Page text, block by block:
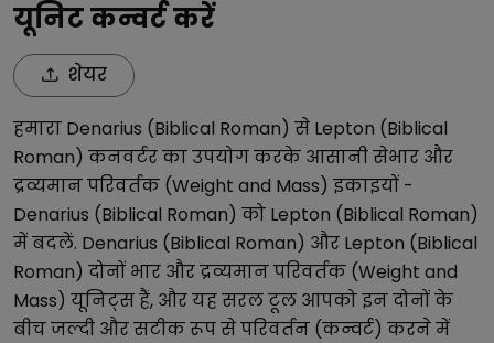
यूनिट कन्वर्ट करें
शेयर
हमारा Denarius (Biblical Roman) से Lepton (Biblical
Roman) कनवर्टर का उपयोग करके आसानी सेभार और
द्रव्यमान परिवर्तक (Weight and Mass) इकाइयों -
Denarius (Biblical Roman) को Lepton (Biblical Roman)
में बदलें. Denarius (Biblical Roman) और Lepton (Biblical
Roman) दोनों भार और द्रव्यमान परिवर्तक (Weight and
Mass) यूनिट्स हैं, और यह सरल टूल आपको इन दोनों के
बीच जल्दी और सटीक रूप से परिवर्तन (कन्वर्ट) करने में